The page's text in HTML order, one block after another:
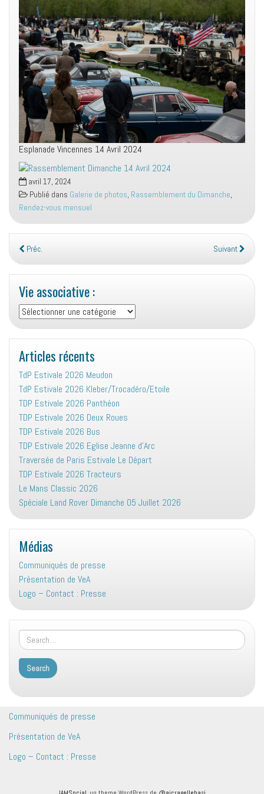
Esplanade Vincennes 14 Avril 2024
avril 17, 2024
Publié dans Galerie de photos, Rassemblement du Dimanche,
Rendez-vous mensuel
Préc. Suivant
Vie associative :
Vie
associative
:
Articles récents
TdP Estivale 2026 Meudon
TdP Estivale 2026 Kleber/Trocadéro/Etoile
TDP Estivale 2026 Panthéon
TDP Estivale 2026 Deux Roues
TDP Estivale 2026 Bus
TDP Estivale 2026 Eglise Jeanne d’Arc
Traversée de Paris Estivale Le Départ
TDP Estivale 2026 Tracteurs
Le Mans Classic 2026
Spéciale Land Rover Dimanche 05 Juillet 2026
Médias
Communiqués de presse
Présentation de VeA
Logo – Contact : Presse
Communiqués de presse
Présentation de VeA
Logo – Contact : Presse